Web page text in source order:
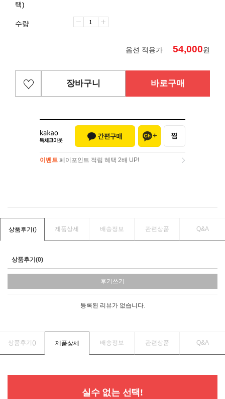
택)
수량
옵션 적용가 54,000원
장바구니 바로구매
이벤트 페이포인트 적립 혜택 2배 UP!
상품후기() 제품상세 배송정보 관련상품 Q&A
상품후기(0)
후기쓰기
등록된 리뷰가 없습니다.
상품후기() 제품상세 배송정보 관련상품 Q&A
실수 없는 선택!